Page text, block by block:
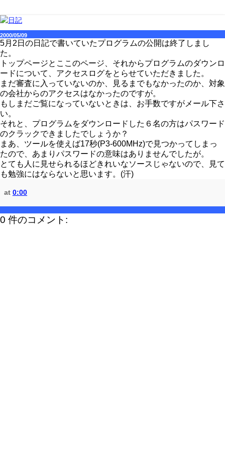
2000/05/09
5月2日の日記で書いていたプログラムの公開は終了しまし
た。
トップページとここのページ、それからプログラムのダウンロ
ードについて、アクセスログをとらせていただきました。
まだ審査に入っていないのか、見るまでもなかったのか、対象
の会社からのアクセスはなかったのですが。
もしまだご覧になっていないときは、お手数ですがメール下さ
い。
それと、プログラムをダウンロードした６名の方はパスワード
のクラックできましたでしょうか？
まあ、ツールを使えば17秒(P3-600MHz)で見つかってしまっ
たので、あまりパスワードの意味はありませんでしたが。
とても人に見せられるほどきれいなソースじゃないので、見て
も勉強にはならないと思います。(汗)
at 0:00
0 件のコメント: